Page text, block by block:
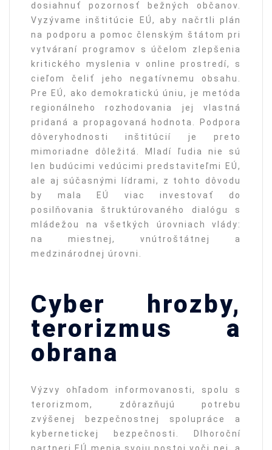
dosiahnuť pozornosť bežných občanov.
Vyzývame inštitúcie EÚ, aby načrtli plán
na podporu a pomoc členským štátom pri
vytváraní programov s účelom zlepšenia
kritického myslenia v online prostredí, s
cieľom čeliť jeho negatívnemu obsahu.
Pre EÚ, ako demokratickú úniu, je metóda
regionálneho rozhodovania jej vlastná
pridaná a propagovaná hodnota. Podpora
dôveryhodnosti inštitúcií je preto
mimoriadne dôležitá. Mladí ľudia nie sú
len budúcimi vedúcimi predstaviteľmi EÚ,
ale aj súčasnými lídrami, z tohto dôvodu
by mala EÚ viac investovať do
posilňovania štruktúrovaného dialógu s
mládežou na všetkých úrovniach vlády:
na miestnej, vnútroštátnej a
medzinárodnej úrovni.
Cyber hrozby,
terorizmus a
obrana
Výzvy ohľadom informovanosti, spolu s
terorizmom, zdôrazňujú potrebu
zvýšenej bezpečnostnej spolupráce a
kybernetickej bezpečnosti. Dlhoroční